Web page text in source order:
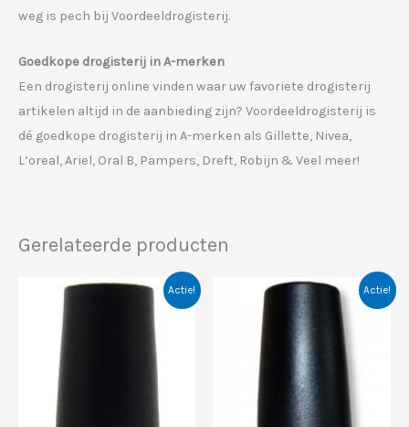
weg is pech bij Voordeeldrogisterij.
Goedkope drogisterij in A-merken
Een drogisterij online vinden waar uw favoriete drogisterij
artikelen altijd in de aanbieding zijn? Voordeeldrogisterij is
dé goedkope drogisterij in A-merken als Gillette, Nivea,
L’oreal, Ariel, Oral B, Pampers, Dreft, Robijn & Veel meer!
Gerelateerde producten
Actie! Actie!